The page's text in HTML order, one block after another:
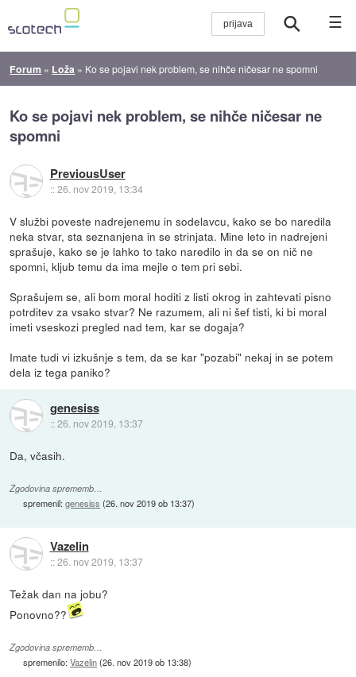
☰
Forum » Loža » Ko se pojavi nek problem, se nihče ničesar ne spomni
Ko se pojavi nek problem, se nihče ničesar ne
spomni
PreviousUser
::26. nov 2019, 13:34
V službi poveste nadrejenemu in sodelavcu, kako se bo naredila
neka stvar, sta seznanjena in se strinjata. Mine leto in nadrejeni
sprašuje, kako se je lahko to tako naredilo in da se on nič ne
spomni, kljub temu da ima mejle o tem pri sebi.
Sprašujem se, ali bom moral hoditi z listi okrog in zahtevati pisno
potrditev za vsako stvar? Ne razumem, ali ni šef tisti, ki bi moral
imeti vseskozi pregled nad tem, kar se dogaja?
Imate tudi vi izkušnje s tem, da se kar "pozabi" nekaj in se potem
dela iz tega paniko?
genesiss
::26. nov 2019, 13:37
Da, včasih.
Zgodovina sprememb…
spremenil:genesiss (26. nov 2019 ob 13:37)
Vazelin
::26. nov 2019, 13:37
Težak dan na jobu?
Ponovno??
Zgodovina sprememb…
spremenilo:Vazelin(26. nov 2019 ob 13:38)